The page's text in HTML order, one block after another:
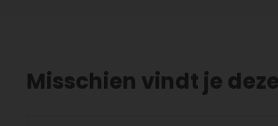
Misschien vindt je